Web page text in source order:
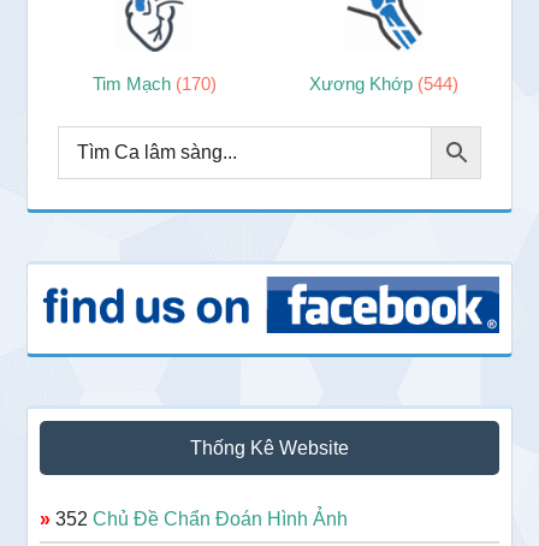
Tim Mạch (170) Xương Khớp (544)
Thống Kê Website
» 352Chủ Đề Chẩn Đoán Hình Ảnh